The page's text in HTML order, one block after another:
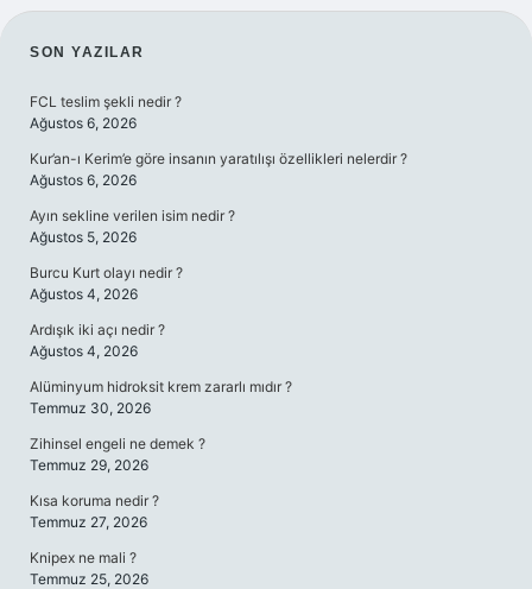
SIDEBAR
SON YAZILAR
FCL teslim şekli nedir ?
Ağustos 6, 2026
Kur’an-ı Kerim’e göre insanın yaratılışı özellikleri nelerdir ?
Ağustos 6, 2026
Ayın sekline verilen isim nedir ?
Ağustos 5, 2026
Burcu Kurt olayı nedir ?
Ağustos 4, 2026
Ardışık iki açı nedir ?
Ağustos 4, 2026
Alüminyum hidroksit krem zararlı mıdır ?
Temmuz 30, 2026
Zihinsel engeli ne demek ?
Temmuz 29, 2026
Kısa koruma nedir ?
Temmuz 27, 2026
Knipex ne mali ?
Temmuz 25, 2026